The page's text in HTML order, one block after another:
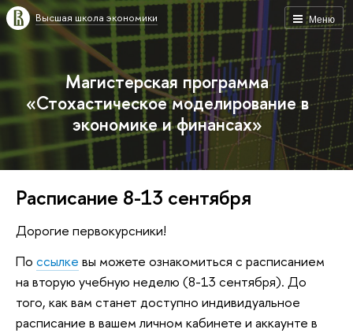
Меню
Высшая школа экономики
Магистерская программа
«Стохастическое моделирование в
экономике и финансах»
Расписание 8-13 сентября
Дорогие первокурсники!
По ссылке вы можете ознакомиться с расписанием
на вторую учебную неделю (8-13 сентября). До
того, как вам станет доступно индивидуальное
расписание в вашем личном кабинете и аккаунте в